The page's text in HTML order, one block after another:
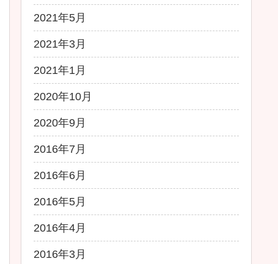
2021年5月
2021年3月
2021年1月
2020年10月
2020年9月
2016年7月
2016年6月
2016年5月
2016年4月
2016年3月